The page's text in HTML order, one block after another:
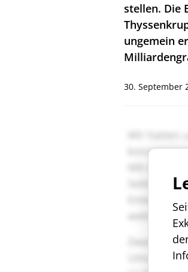
stellen. Die
ungemein
30. September